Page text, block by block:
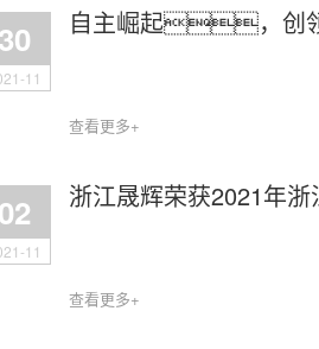
30
11
自主崛起，创领
查看更多+
02
11
浙江晟辉荣获2021年
查看更多+